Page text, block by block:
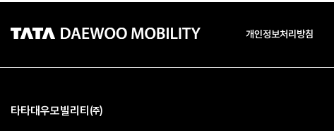
개인정보처리방침
타타대우모빌리티㈜